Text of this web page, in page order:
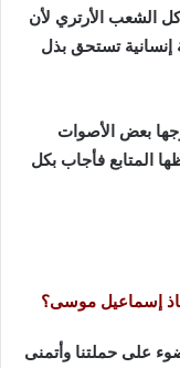
الشعب الأرتري لأن
تستحق بذل
بعض الأصوات
المتابع فأجاب بكل
إسماعيل موسى؟
على حملتنا وأتمنى